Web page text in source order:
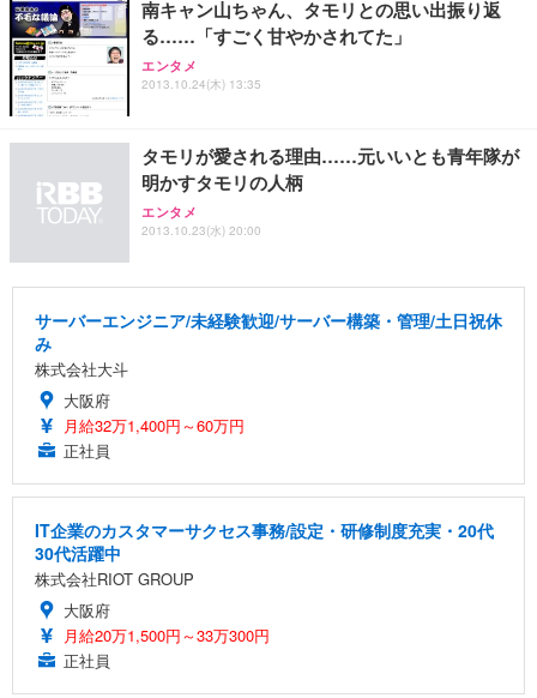
南キャン山ちゃん、タモリとの思い出振り返
る……「すごく甘やかされてた」
エンタメ
2013.10.24(木) 13:35
タモリが愛される理由……元いいとも青年隊が
明かすタモリの人柄
エンタメ
2013.10.23(水) 20:00
サーバーエンジニア/未経験歓迎/サーバー構築・管理/土日祝休
み
株式会社大斗
大阪府
月給32万1,400円～60万円
正社員
IT企業のカスタマーサクセス事務/設定・研修制度充実・20代
30代活躍中
株式会社RIOT GROUP
大阪府
月給20万1,500円～33万300円
正社員